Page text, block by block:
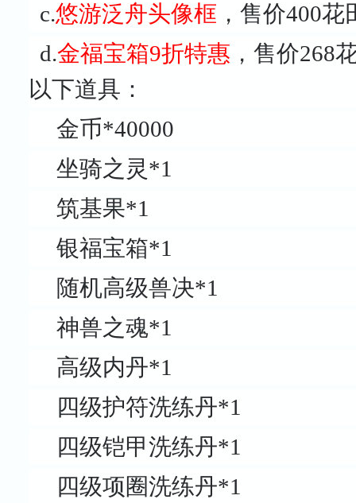
c.悠游泛舟头像框 ，售价400
d.金福宝箱9折特惠 ，售价268
以下道具：
金币*40000
坐骑之灵*1
筑基果*1
银福宝箱*1
随机高级兽决*1
神兽之魂*1
高级内丹*1
四级护符洗练丹*1
四级铠甲洗练丹*1
四级项圈洗练丹*1